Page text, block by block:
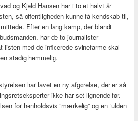
og Kjeld Hansen har i to et halvt år
så offentligheden kunne få kendskab til,
Efter en lang kamp, der blandt
har de to journalister
listen med de inficerede svinefarme skal
stadig hemmelig.
har lavet en ny afgørelse, der er så
ikke har set lignende før.
for henholdsvis ”mærkelig” og en ”ulden